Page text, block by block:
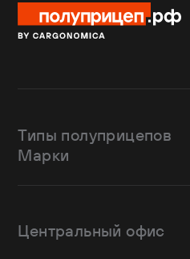
Типы полуприцепов
Шторные
Изотермы
Марки
Dongfeng
Центральный офис